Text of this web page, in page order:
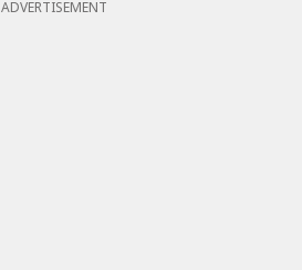
ADVERTISEMENT